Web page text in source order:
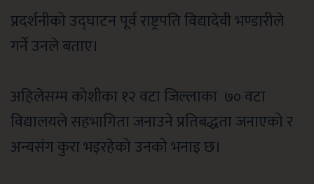
प्रदर्शनीको उद्घाटन पूर्व राष्ट्रपति विद्यादेवी भण्डारीले
गर्ने उनले बताए।
अहिलेसम्म कोशीका १२ वटा जिल्लाका ७० वटा
विद्यालयले सहभागिता जनाउने प्रतिबद्धता जनाएको र
अन्यसंग कुरा भइरहेको उनको भनाइ छ।